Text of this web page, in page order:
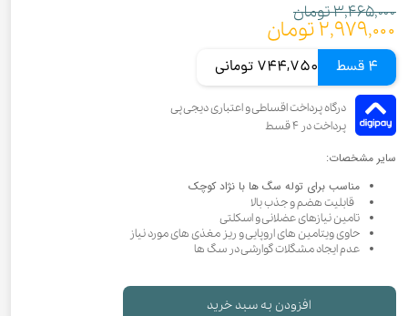
۳,۴۶۵,۰۰۰ تومان
۲,۹۷۹,۰۰۰ تومان
4 قسط 744,750 تومانی
سایر مشخصات:
مناسب برای توله‌ سگ ها با نژاد کوچک
قابلیت هضم و جذب بالا
تامین نیازهای عضلانی و اسکلتی
حاوی ویتامین های اروپایی و ریز مغذی های مورد نیاز
عدم ایجاد مشگلات گوارشی در سگ ها
افزودن به سبد خرید